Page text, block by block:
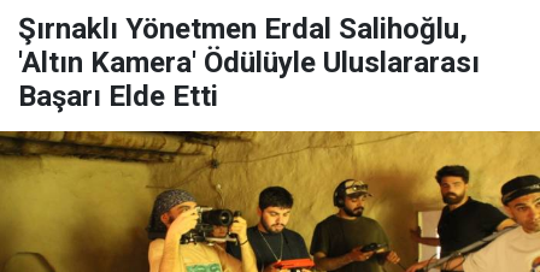
Şırnaklı Yönetmen Erdal Salihoğlu,
'Altın Kamera' Ödülüyle Uluslararası
Başarı Elde Etti